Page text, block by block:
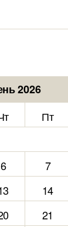
2026
Пт
6 7
14
21